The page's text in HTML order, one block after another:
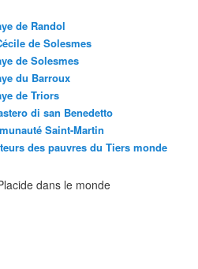
de Randol
de Solesmes
de Solesmes
du Barroux
de Triors
di san Benedetto
Saint-Martin
des pauvres du Tiers monde
dans le monde